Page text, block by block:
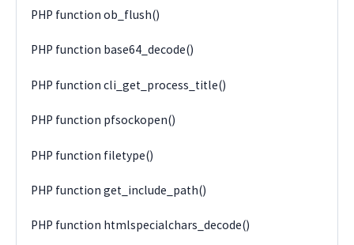
PHP function ob_flush()
PHP function base64_decode()
PHP function cli_get_process_title()
PHP function pfsockopen()
PHP function filetype()
PHP function get_include_path()
PHP function htmlspecialchars_decode()